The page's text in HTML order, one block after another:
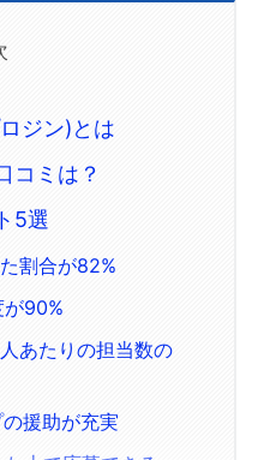
ジン)とは
コミは？
5選
割合が82%
90%
あたりの担当数の
援助が充実